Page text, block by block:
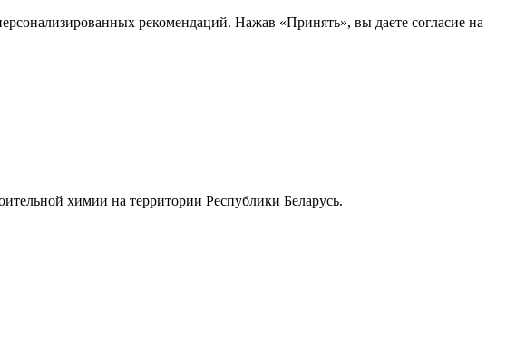
рекомендаций. Нажав «Принять», вы даете согласие на
химии на территории Республики Беларусь.